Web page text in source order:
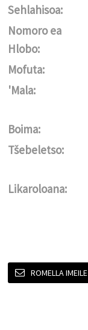
Sehlahisoa:
Nomoro ea
Hlobo:
Mofuta:
'Mala:
Boima:
Tšebeletso:
Likaroloana:
ROMELLA